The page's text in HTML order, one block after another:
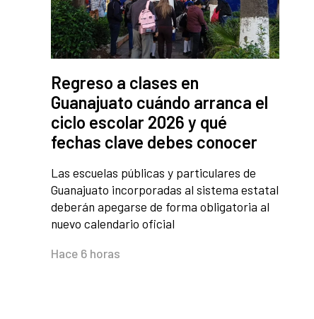
Regreso a clases en
Guanajuato cuándo arranca el
ciclo escolar 2026 y qué
fechas clave debes conocer
Las escuelas públicas y particulares de
Guanajuato incorporadas al sistema estatal
deberán apegarse de forma obligatoria al
nuevo calendario oficial
Hace 6 horas